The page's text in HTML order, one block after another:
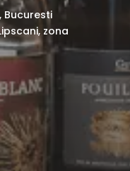
Bucuresti
zona